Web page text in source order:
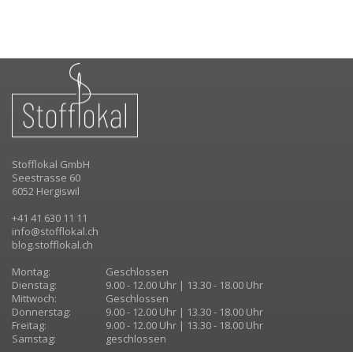
Stofflokal GmbH
Seestrasse 60
6052 Hergiswil
+41 41 630 11 11
info@stofflokal.ch
blog.stofflokal.ch
Montag:
Geschlossen
Dienstag:
9.00 - 12.00 Uhr | 13.30 - 18.00 Uhr
Mittwoch:
Geschlossen
Donnerstag:
9.00 - 12.00 Uhr | 13.30 - 18.00 Uhr
Freitag:
9.00 - 12.00 Uhr | 13.30 - 18.00 Uhr
Samstag:
geschlossen